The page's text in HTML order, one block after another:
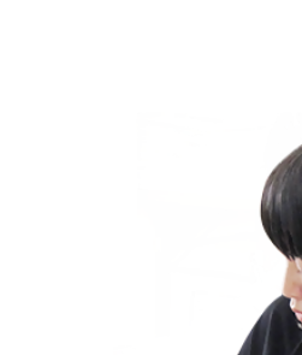
Kさ